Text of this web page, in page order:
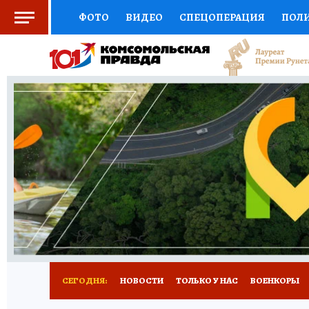
ФОТО ВИДЕО СПЕЦОПЕРАЦИЯ
СОЦПОДДЕРЖКА НАУКА СПОРТ
ВЫБОР ЭКСПЕРТОВ ДОКТОР
КНИЖНАЯ ПОЛКА ПРОГНОЗЫ НА СПОРТ
ПРЕСС-ЦЕНТР НЕДВИЖИМОСТЬ
РАДИО КП РЕКЛАМА ТЕСТЫ НОВОЕ
СЕГОДНЯ: НОВОСТИ ТОЛЬКО У НАС ВОЕНКОРЫ